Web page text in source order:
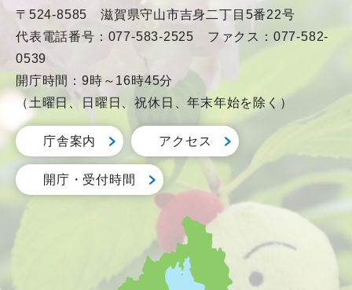
〒524-8585 滋賀県守山市吉身二丁目5番22号
代表電話番号：077-583-2525 ファクス：077-582-
0539
開庁時間：9時～16時45分
（土曜日、日曜日、祝休日、年末年始を除く）
庁舎案内 アクセス
開庁・受付時間